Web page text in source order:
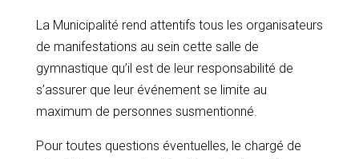
La Municipalité rend attentifs tous les organisateurs
de manifestations au sein cette salle de
gymnastique qu’il est de leur responsabilité de
s’assurer que leur événement se limite au
maximum de personnes susmentionné.
Pour toutes questions éventuelles, le chargé de